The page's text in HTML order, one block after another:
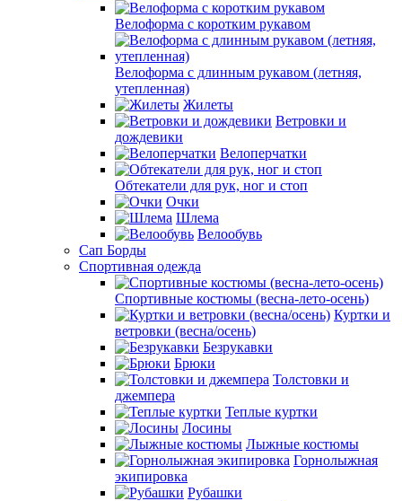
Велоформа с коротким рукавом
Велоформа с длинным рукавом (летняя,
утепленная)
Жилеты
Ветровки и
дождевики
Велоперчатки
Обтекатели для рук, ног и стоп
Очки
Шлема
Велообувь
Сап Борды
Спортивная одежда
Спортивные костюмы (весна-лето-осень)
Куртки и
ветровки (весна/осень)
Безрукавки
Брюки
Толстовки и
джемпера
Теплые куртки
Лосины
Лыжные костюмы
Горнолыжная
экипировка
Рубашки